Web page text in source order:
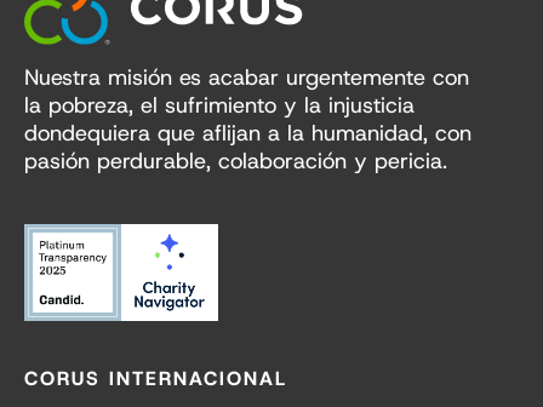
Nuestra misión es acabar urgentemente con
la pobreza, el sufrimiento y la injusticia
dondequiera que aflijan a la humanidad, con
pasión perdurable, colaboración y pericia.
CORUS INTERNACIONAL